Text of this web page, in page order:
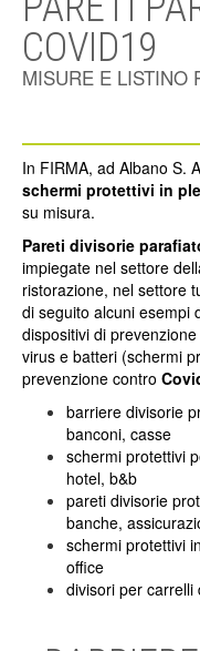
COVID19
MISURE E LISTINO
In FIRMA, ad Albano S.
schermi protettivi in
su misura.
Pareti divisorie
impiegate nel settore
ristorazione, nel settore
di seguito alcuni esempi
dispositivi di
virus e batteri (schermi
prevenzione contro
barriere divisorie
banconi, casse
schermi protettivi
hotel, b&b
pareti divisorie
banche,
schermi protettivi
office
divisori per carrelli